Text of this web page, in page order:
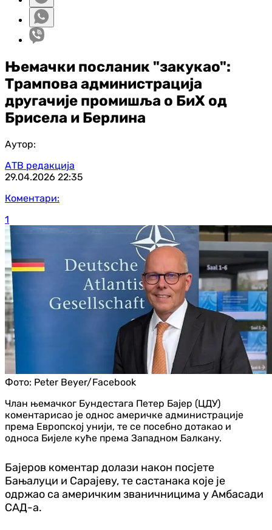
Њемачки посланик "закукао":
Трампова администрација
другачије промишља о БиХ од
Брисела и Берлина
Аутор:
АТВ редакција
29.04.2026 22:35
Коментари:
1
Фото: Peter Beyer/Facebook
Члан њемачког Бундестага Петер Бајер (ЦДУ)
коментарисао је однос америчке администрације
према Европској унији, те се посебно дотакао и
односа Бијеле куће према Западном Балкану.
Бајеров коментар долази након посјете
Бањалуци и Сарајеву, те састанака које је
одржао са америчким званичницима у Амбасади
САД-а.